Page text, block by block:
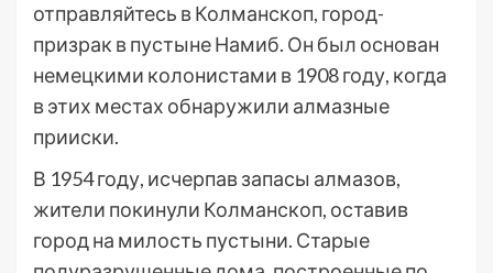
отправляйтесь в Колманскоп, город-
призрак в пустыне Намиб. Он был основан
немецкими колонистами в 1908 году, когда
в этих местах обнаружили алмазные
прииски.
В 1954 году, исчерпав запасы алмазов,
жители покинули Колманскоп, оставив
город на милость пустыни. Старые